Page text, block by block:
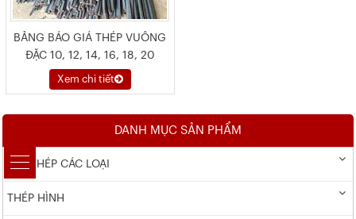
BẢNG BÁO GIÁ THÉP VUÔNG
ĐẶC 10, 12, 14, 16, 18, 20
Xem chi tiết
DANH MỤC SẢN PHẨM
DÂY THÉP CÁC LOẠI
THÉP HÌNH